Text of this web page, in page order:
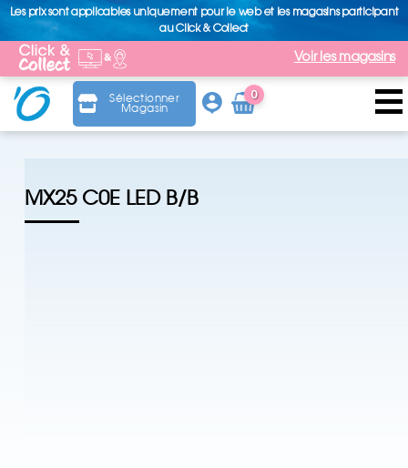
Les prix sont applicables uniquement pour le web et les magasins participant
au Click & Collect
Voir les magasins
Sélectionner
Magasin
0
Arti
cle
MX25 C0E LED B/B